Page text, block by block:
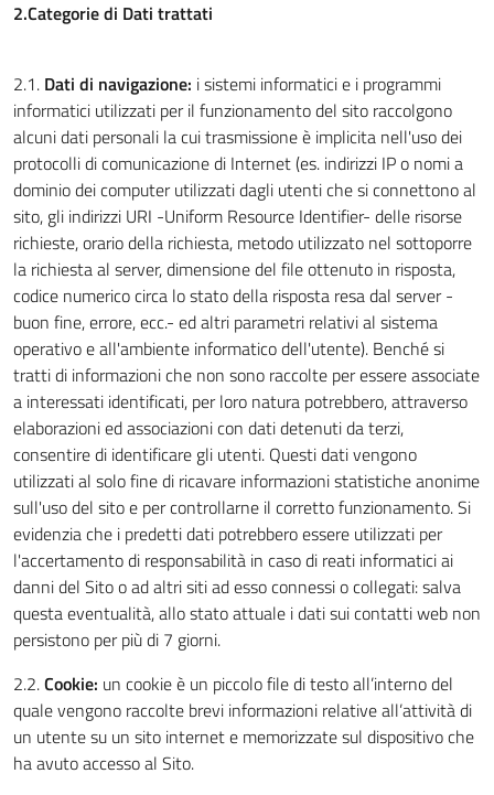
2.Categorie di Dati trattati
2.1. Dati di navigazione: i sistemi informatici e i programmi
informatici utilizzati per il funzionamento del sito raccolgono
alcuni dati personali la cui trasmissione è implicita nell'uso dei
protocolli di comunicazione di Internet (es. indirizzi IP o nomi a
dominio dei computer utilizzati dagli utenti che si connettono al
sito, gli indirizzi URI -Uniform Resource Identifier- delle risorse
richieste, orario della richiesta, metodo utilizzato nel sottoporre
la richiesta al server, dimensione del file ottenuto in risposta,
codice numerico circa lo stato della risposta resa dal server -
buon fine, errore, ecc.- ed altri parametri relativi al sistema
operativo e all'ambiente informatico dell'utente). Benché si
tratti di informazioni che non sono raccolte per essere associate
a interessati identificati, per loro natura potrebbero, attraverso
elaborazioni ed associazioni con dati detenuti da terzi,
consentire di identificare gli utenti. Questi dati vengono
utilizzati al solo fine di ricavare informazioni statistiche anonime
sull'uso del sito e per controllarne il corretto funzionamento. Si
evidenzia che i predetti dati potrebbero essere utilizzati per
l'accertamento di responsabilità in caso di reati informatici ai
danni del Sito o ad altri siti ad esso connessi o collegati: salva
questa eventualità, allo stato attuale i dati sui contatti web non
persistono per più di 7 giorni.
2.2.Cookie: un cookie è un piccolo file di testo all’interno del
quale vengono raccolte brevi informazioni relative all’attività di
un utente su un sito internet e memorizzate sul dispositivo che
ha avuto accesso al Sito.